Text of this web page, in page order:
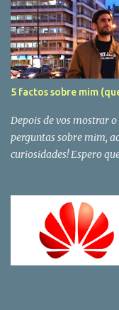
5 factos sobre mim
Depois de vos mostrar
perguntas sobre mim,
curiosidades! Espero